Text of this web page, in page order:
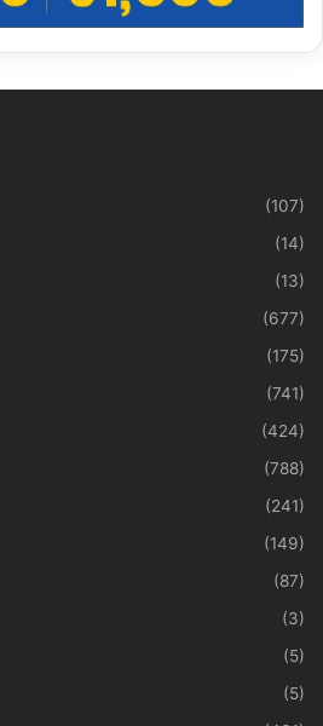
(107)
(14)
(13)
(677)
(175)
(741)
(424)
(788)
(241)
(149)
(87)
(3)
(5)
(5)